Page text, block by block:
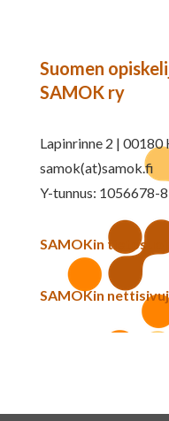
Suomen
SAMOK ry
Lapinrinne 2 | 00180
samok(at)samok.fi
Y-tunnus: 1056678-8
SAMOKin
SAMOKin